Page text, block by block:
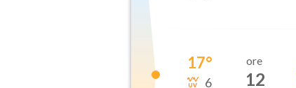
17°
6
ore
12